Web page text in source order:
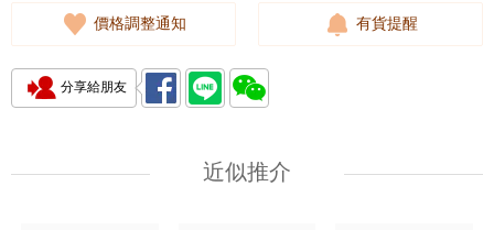
價格調整通知 有貨提醒
分享給朋友
近似推介